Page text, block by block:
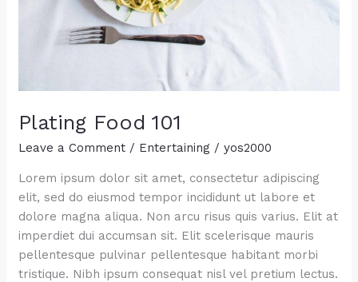
Plating Food 101
Leave a Comment / Entertaining /yos2000
Lorem ipsum dolor sit amet, consectetur adipiscing
elit, sed do eiusmod tempor incididunt ut labore et
dolore magna aliqua. Non arcu risus quis varius. Elit at
imperdiet dui accumsan sit. Elit scelerisque mauris
pellentesque pulvinar pellentesque habitant morbi
tristique. Nibh ipsum consequat nisl vel pretium lectus.